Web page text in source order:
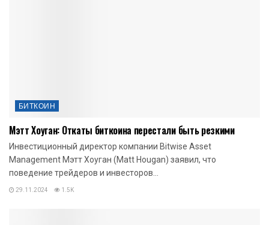
БИТКОИН
Мэтт Хоуган: Откаты биткоина перестали быть резкими
Инвестиционный директор компании Bitwise Asset
Management Мэтт Хоуган (Matt Hougan) заявил, что
поведение трейдеров и инвесторов...
29.11.2024 1.5K